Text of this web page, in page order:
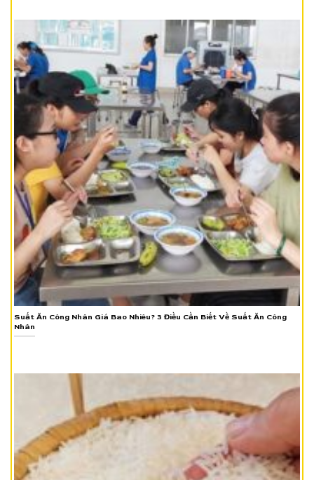
Suất Ăn Công Nhân Giá Bao Nhiêu? 3 Điều Cần Biết Về Suất Ăn Công
Nhân